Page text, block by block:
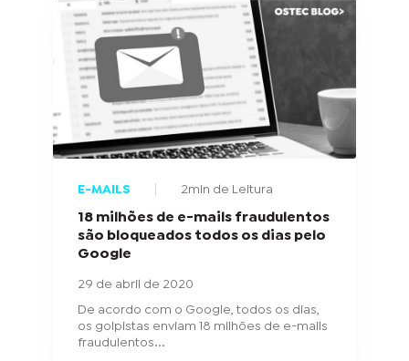
E-MAILS 2min de Leitura
18 milhões de e-mails fraudulentos
são bloqueados todos os dias pelo
Google
29 de abril de 2020
De acordo com o Google, todos os dias,
os golpistas enviam 18 milhões de e-mails
fraudulentos...